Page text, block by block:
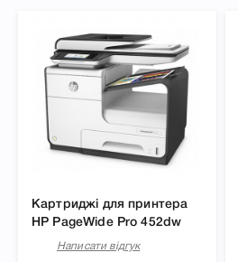
Картриджі для принтера
HP PageWide Pro 452dw
Написати відгук